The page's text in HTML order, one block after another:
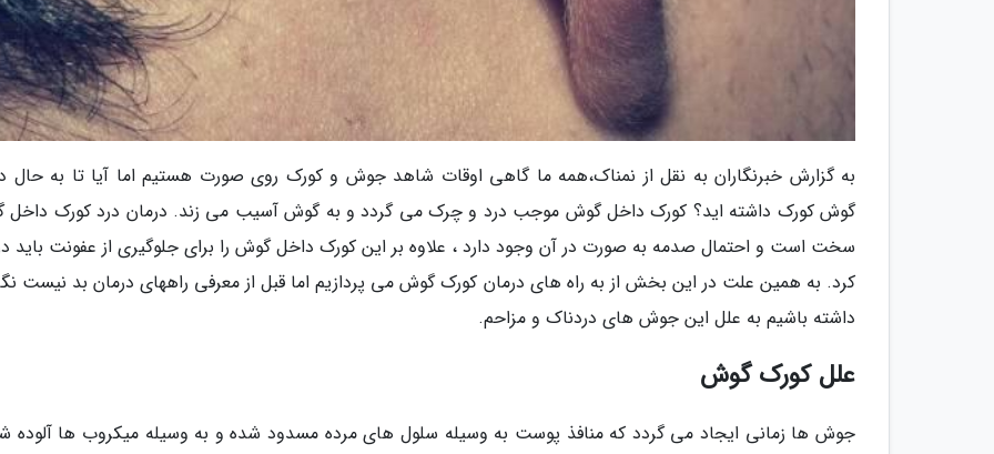
به گزارش خبرنگاران به نقل از نمناک،همه ما گاهی اوقات شاهد جوش و کورک روی صورت هستیم اما آیا تا به حال
گوش کورک داشته اید؟ کورک داخل گوش موجب درد و چرک می گردد و به گوش آسیب می زند. درمان درد کورک
سخت است و احتمال صدمه به صورت در آن وجود دارد ، علاوه بر این کورک داخل گوش را برای جلوگیری از عفونت باید
کرد. به همین علت در این بخش از به راه های درمان کورک گوش می پردازیم اما قبل از معرفی راههای درمان بد نیست
داشته باشیم به علل این جوش های دردناک و مزاحم.
علل کورک گوش
جوش ها زمانی ایجاد می گردد که منافذ پوست به وسیله سلول های مرده مسدود شده و به وسیله میکروب ها آلوده